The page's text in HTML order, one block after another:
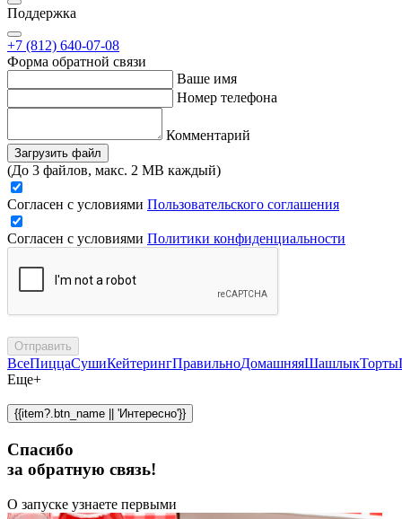
Поддержка
+7 (812) 640-07-08
Форма обратной связи
Ваше имя
Номер телефона
Комментарий
Загрузить файл
(До 3 файлов, макс. 2 MB каждый)
Согласен с условиями Пользовательского соглашения
Согласен с условиями Политики конфиденциальности
Отправить
ВсеПиццаСушиКейтерингПравильноДомашняяШашлыкТорты
Еще+
{{item?.btn_name || 'Интересно'}}
Спасибо
за обратную связь!
О запуске узнаете первыми